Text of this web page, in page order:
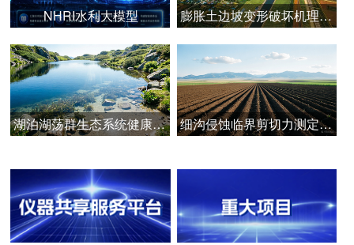
NHRI水利大模型 膨胀土边坡变形破坏机理与安全智能管控技术
湖泊湖荡群生态系统健康诊断与韧性提升技术 细沟侵蚀临界剪切力测定的关键技术